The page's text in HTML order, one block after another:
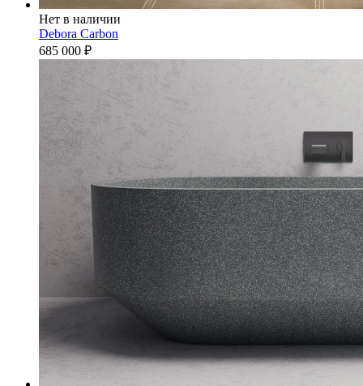
Нет в наличии
Debora Carbon
685 000 ₽